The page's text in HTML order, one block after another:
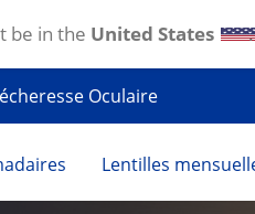
Oculaire
Lentilles
be in the United States